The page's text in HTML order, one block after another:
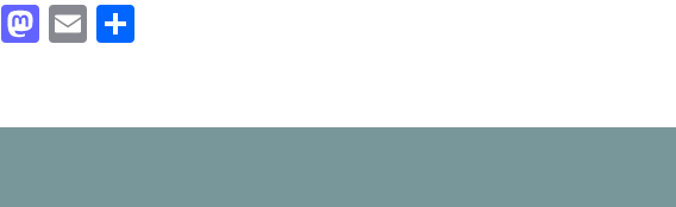
Facebook
Mastodon
Email